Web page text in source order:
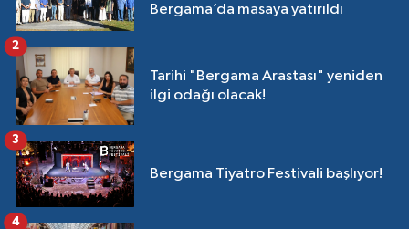
Bergama’da masaya yatırıldı
Tarihi "Bergama Arastası" yeniden
ilgi odağı olacak!
2
Bergama Tiyatro Festivali başlıyor!
3
4